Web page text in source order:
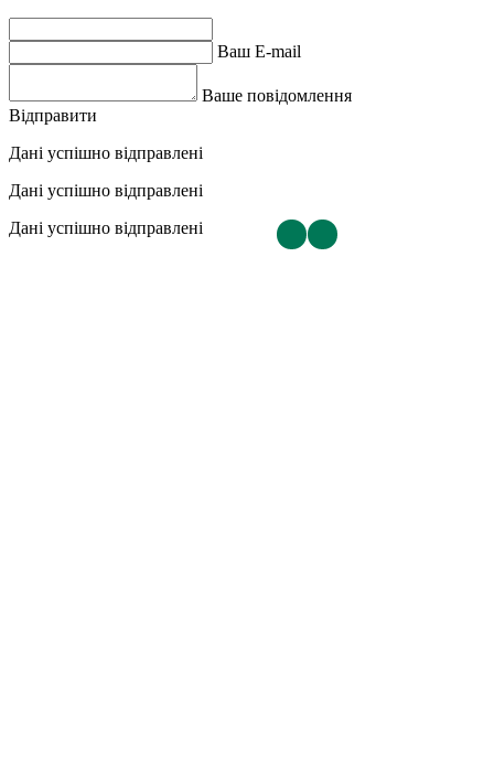
Ваш E-mail
Ваше повідомлення
Відправити
Дані успішно відправлені
Дані успішно відправлені
Дані успішно відправлені